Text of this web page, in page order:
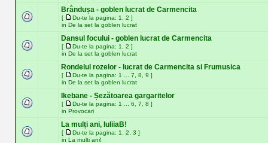
Brândușa - goblen lucrat de Carmencita
[ Du-te la pagina: 1 2 ]
in De la set la goblen lucrat
Dansul focului - goblen lucrat de Carmencita
[ Du-te la pagina: 1 2 ]
in De la set la goblen lucrat
Rondelul rozelor - lucrat de Carmencita si Frumusica
[ Du-te la pagina: 1 7 8 9 ]
in De la set la goblen lucrat
Ikebane - Șezătoarea gargaritelor
[ Du-te la pagina: 1 6 7 8 ]
in Provocari
La mulți ani, IuliiaB!
[ Du-te la pagina: 1 2 3 ]
in La multi ani!